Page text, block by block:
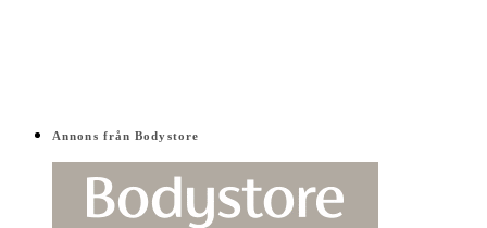
Annons från Bodystore